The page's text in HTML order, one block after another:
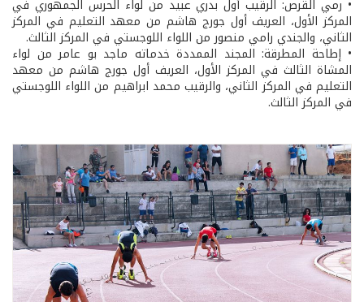
• رمي القرص: الرقيب أول بدري عبيد من لواء الحرس الجمهوري في
المركز الأول، العريف أول جورج هاشم من معهد التعليم في المركز
الثاني، والجندي رامي منصور من اللواء اللوجستي في المركز الثالث.
• إطاحة المطرقة: المجند الممددة خدماته ماجد بو عامر من لواء
المشاة الثالث في المركز الأول، العريف أول جورج هاشم من معهد
التعليم في المركز الثاني، والرقيب محمد ابراهيم من اللواء اللوجستي
في المركز الثالث.